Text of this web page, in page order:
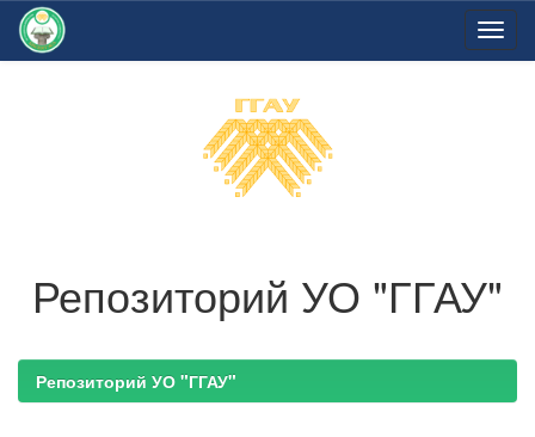
Репозиторий УО "ГГАУ"
Репозиторий УО "ГГАУ"